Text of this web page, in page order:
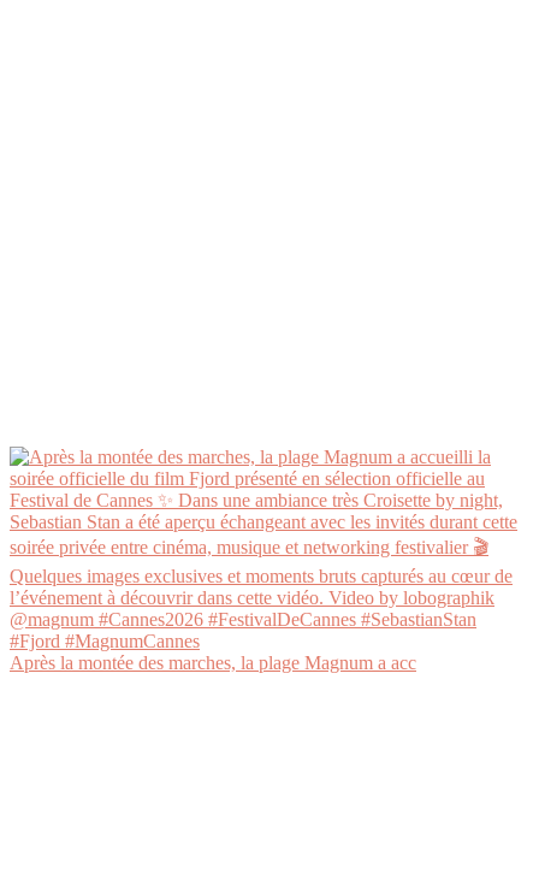
Après la montée des marches, la plage Magnum a acc